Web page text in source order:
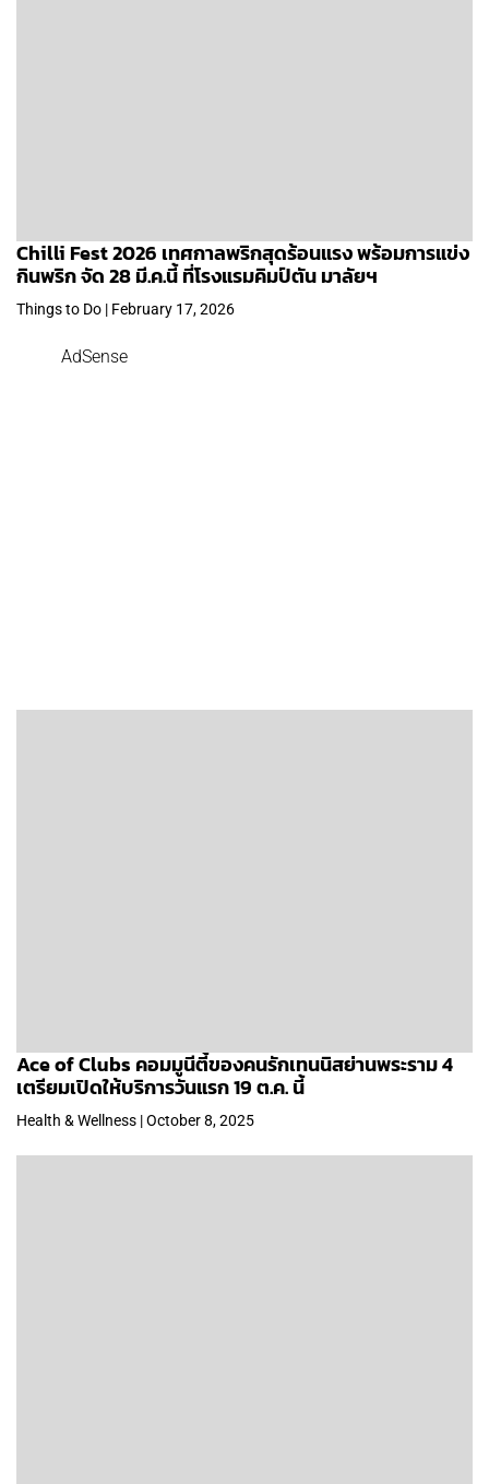
Chilli Fest 2026 เทศกาลพริกสุดร้อนแรง พร้อมการแข่ง
กินพริก จัด 28 มี.ค.นี้ ที่โรงแรมคิมป์ตัน มาลัยฯ
Things to Do | February 17, 2026
AdSense
Ace of Clubs คอมมูนีตี้ของคนรักเทนนิสย่านพระราม 4
เตรียมเปิดให้บริการวันแรก 19 ต.ค. นี้
Health & Wellness | October 8, 2025